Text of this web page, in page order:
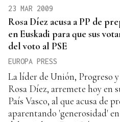
23 MAR 2009
Rosa Díez acusa a PP de
en Euskadi para que sus
del voto al PSE
EUROPA PRESS
La líder de Unión, Progreso
Rosa Díez, arremete hoy en
País Vasco, al que acusa de
aparentando 'generosidad'